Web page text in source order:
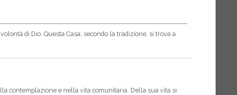
di Dio. Questa Casa, secondo la tradizione, si trova a
contemplazione e nella vita comunitaria. Della sua vita si